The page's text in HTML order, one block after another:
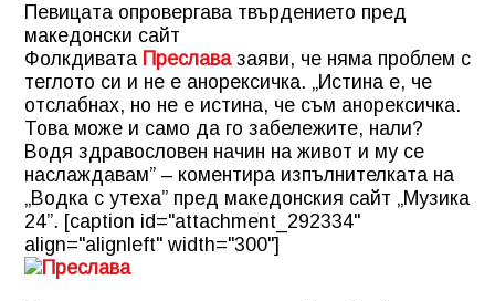
Певицата опровергава твърдението пред
македонски сайт
Фолкдивата Преслава заяви, че няма проблем с
теглото си и не е анорексичка. „Истина е, че
отслабнах, но не е истина, че съм анорексичка.
Това може и само да го забележите, нали?
Водя здравословен начин на живот и му се
наслаждавам” – коментира изпълнителката на
„Водка с утеха” пред македонския сайт „Музика
24”. [caption id="attachment_292334"
align="alignleft" width="300"]